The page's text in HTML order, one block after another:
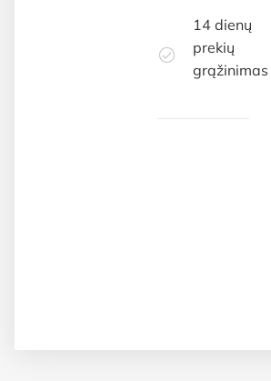
14 dienų
prekių
grąžinimas